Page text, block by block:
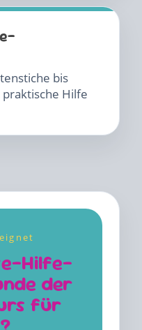
bis
Hilfe
Hilfe-
der
für